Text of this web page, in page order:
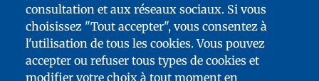
FOOTER
consultation et aux réseaux sociaux. Si vous
choisissez "Tout accepter", vous consentez à
l'utilisation de tous les cookies. Vous pouvez
accepter ou refuser tous types de cookies et
modifier votre choix à tout moment en